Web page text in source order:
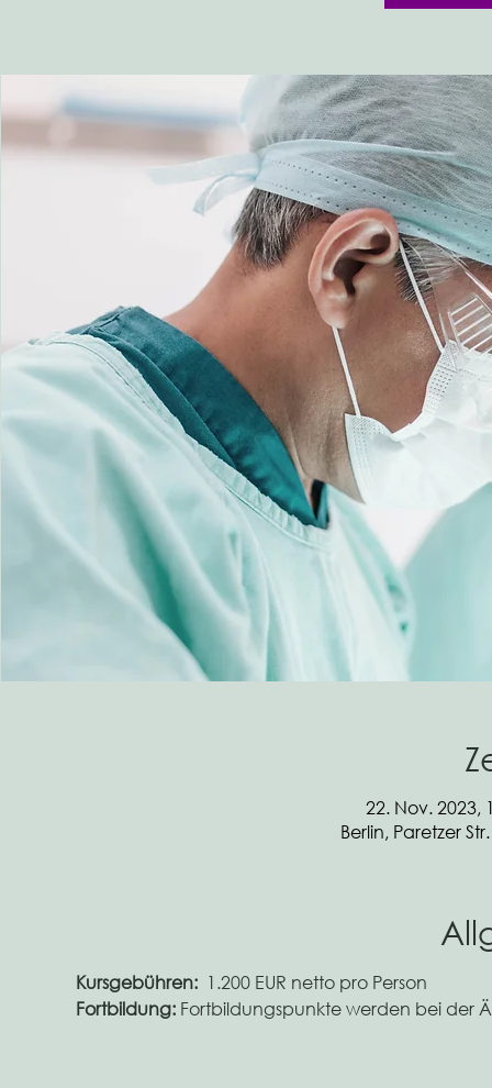
22. Nov. 2023,
Berlin, Paretzer
Kursgebühren: 1.200 EUR netto pro Person
Fortbildung: Fortbildungspunkte werden bei der